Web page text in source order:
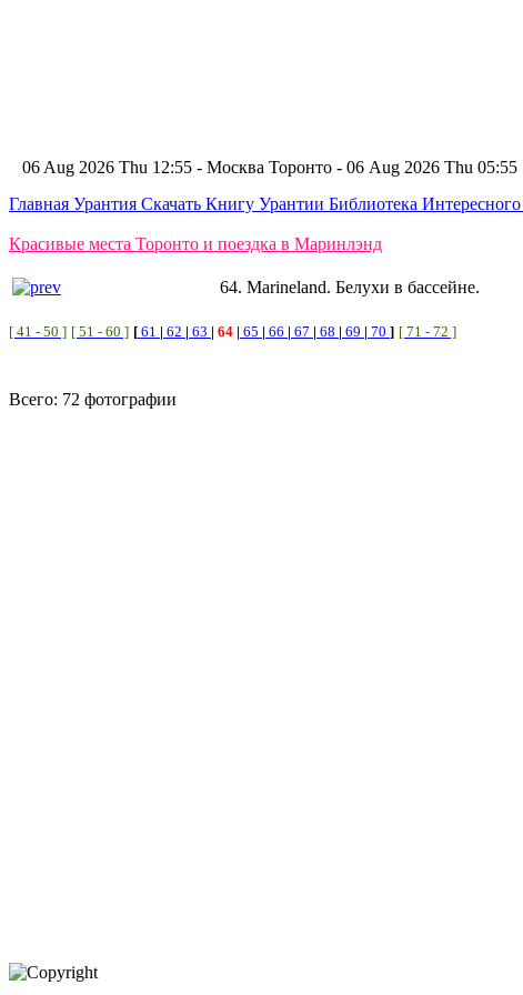
06 Aug 2026 Thu 12:55 - Москва Торонто - 06 Aug 2026 Thu 05:55
Главная Урантия Скачать Книгу Урантии Библиотека Интересного
Красивые места Торонто и поездка в Маринлэнд
64. Marineland. Белухи в бассейне.
[ 41 - 50 ] [ 51 - 60 ] [ 61 | 62 | 63 | 64 | 65 | 66 | 67 | 68 | 69 | 70 ] [ 71 - 72 ]
Всего: 72 фотографии